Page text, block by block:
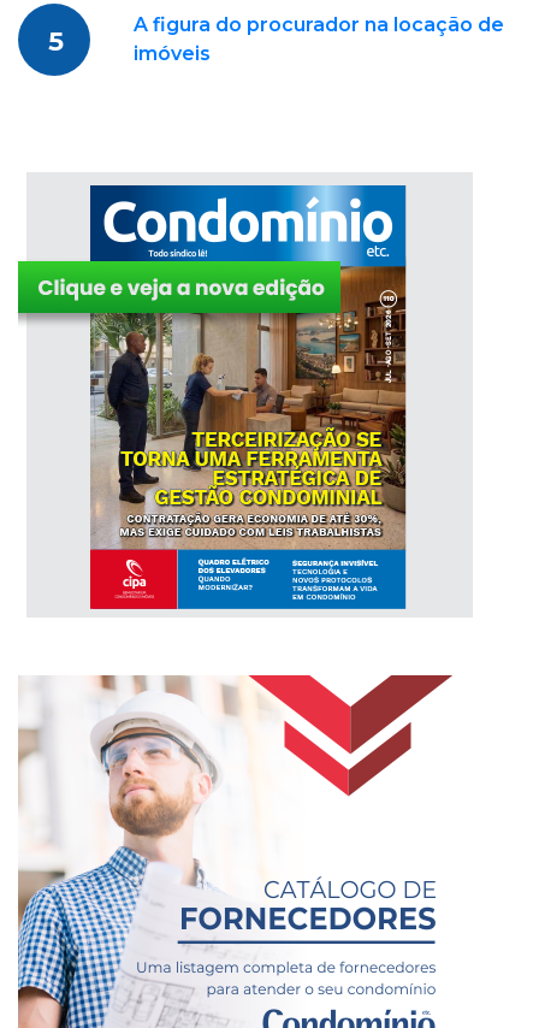
5
A figura do procurador na locação de
imóveis